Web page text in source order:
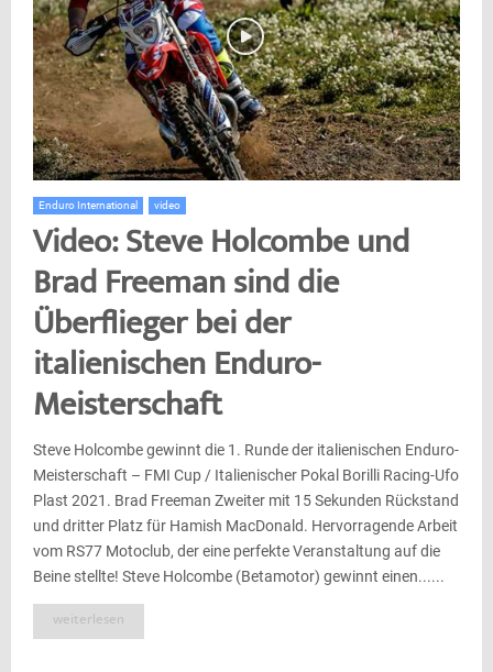
Enduro International video
Video: Steve Holcombe und
Brad Freeman sind die
Überflieger bei der
italienischen Enduro-
Meisterschaft
Steve Holcombe gewinnt die 1. Runde der italienischen Enduro-
Meisterschaft – FMI Cup / Italienischer Pokal Borilli Racing-Ufo
Plast 2021. Brad Freeman Zweiter mit 15 Sekunden Rückstand
und dritter Platz für Hamish MacDonald. Hervorragende Arbeit
vom RS77 Motoclub, der eine perfekte Veranstaltung auf die
Beine stellte! Steve Holcombe (Betamotor) gewinnt einen......
weiterlesen